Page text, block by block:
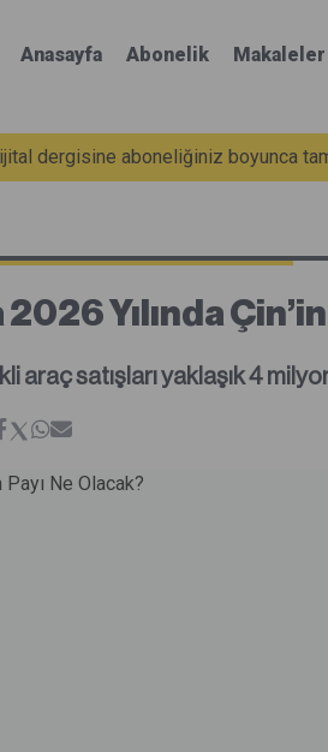
Anasayfa Abonelik Makaleler
dergisine aboneliğiniz boyunca
Yılında
satışları yaklaşık 4